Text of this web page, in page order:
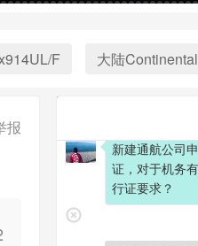
F 大陆Continental
报